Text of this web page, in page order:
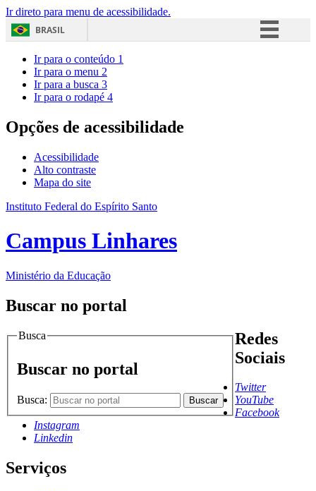
Ir direto para menu de acessibilidade.
BRASIL
Acesso à informação
Ir para o conteúdo 1
Ir para o menu 2
Ir para a busca 3
Ir para o rodapé 4
Opções de acessibilidade
Acessibilidade
Alto contraste
Mapa do site
Instituto Federal do Espírito Santo
Campus Linhares
Ministério da Educação
Buscar no portal
Busca
Buscar no portal
Busca: Buscar
Redes
Sociais
Twitter
YouTube
Facebook
Instagram
Linkedin
Serviços